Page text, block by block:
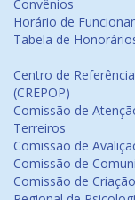
Convênios
Horário de
Tabela de
Centro de
(CREPOP)
Comissão de
Terreiros
Comissão de
Comissão de
Comissão de